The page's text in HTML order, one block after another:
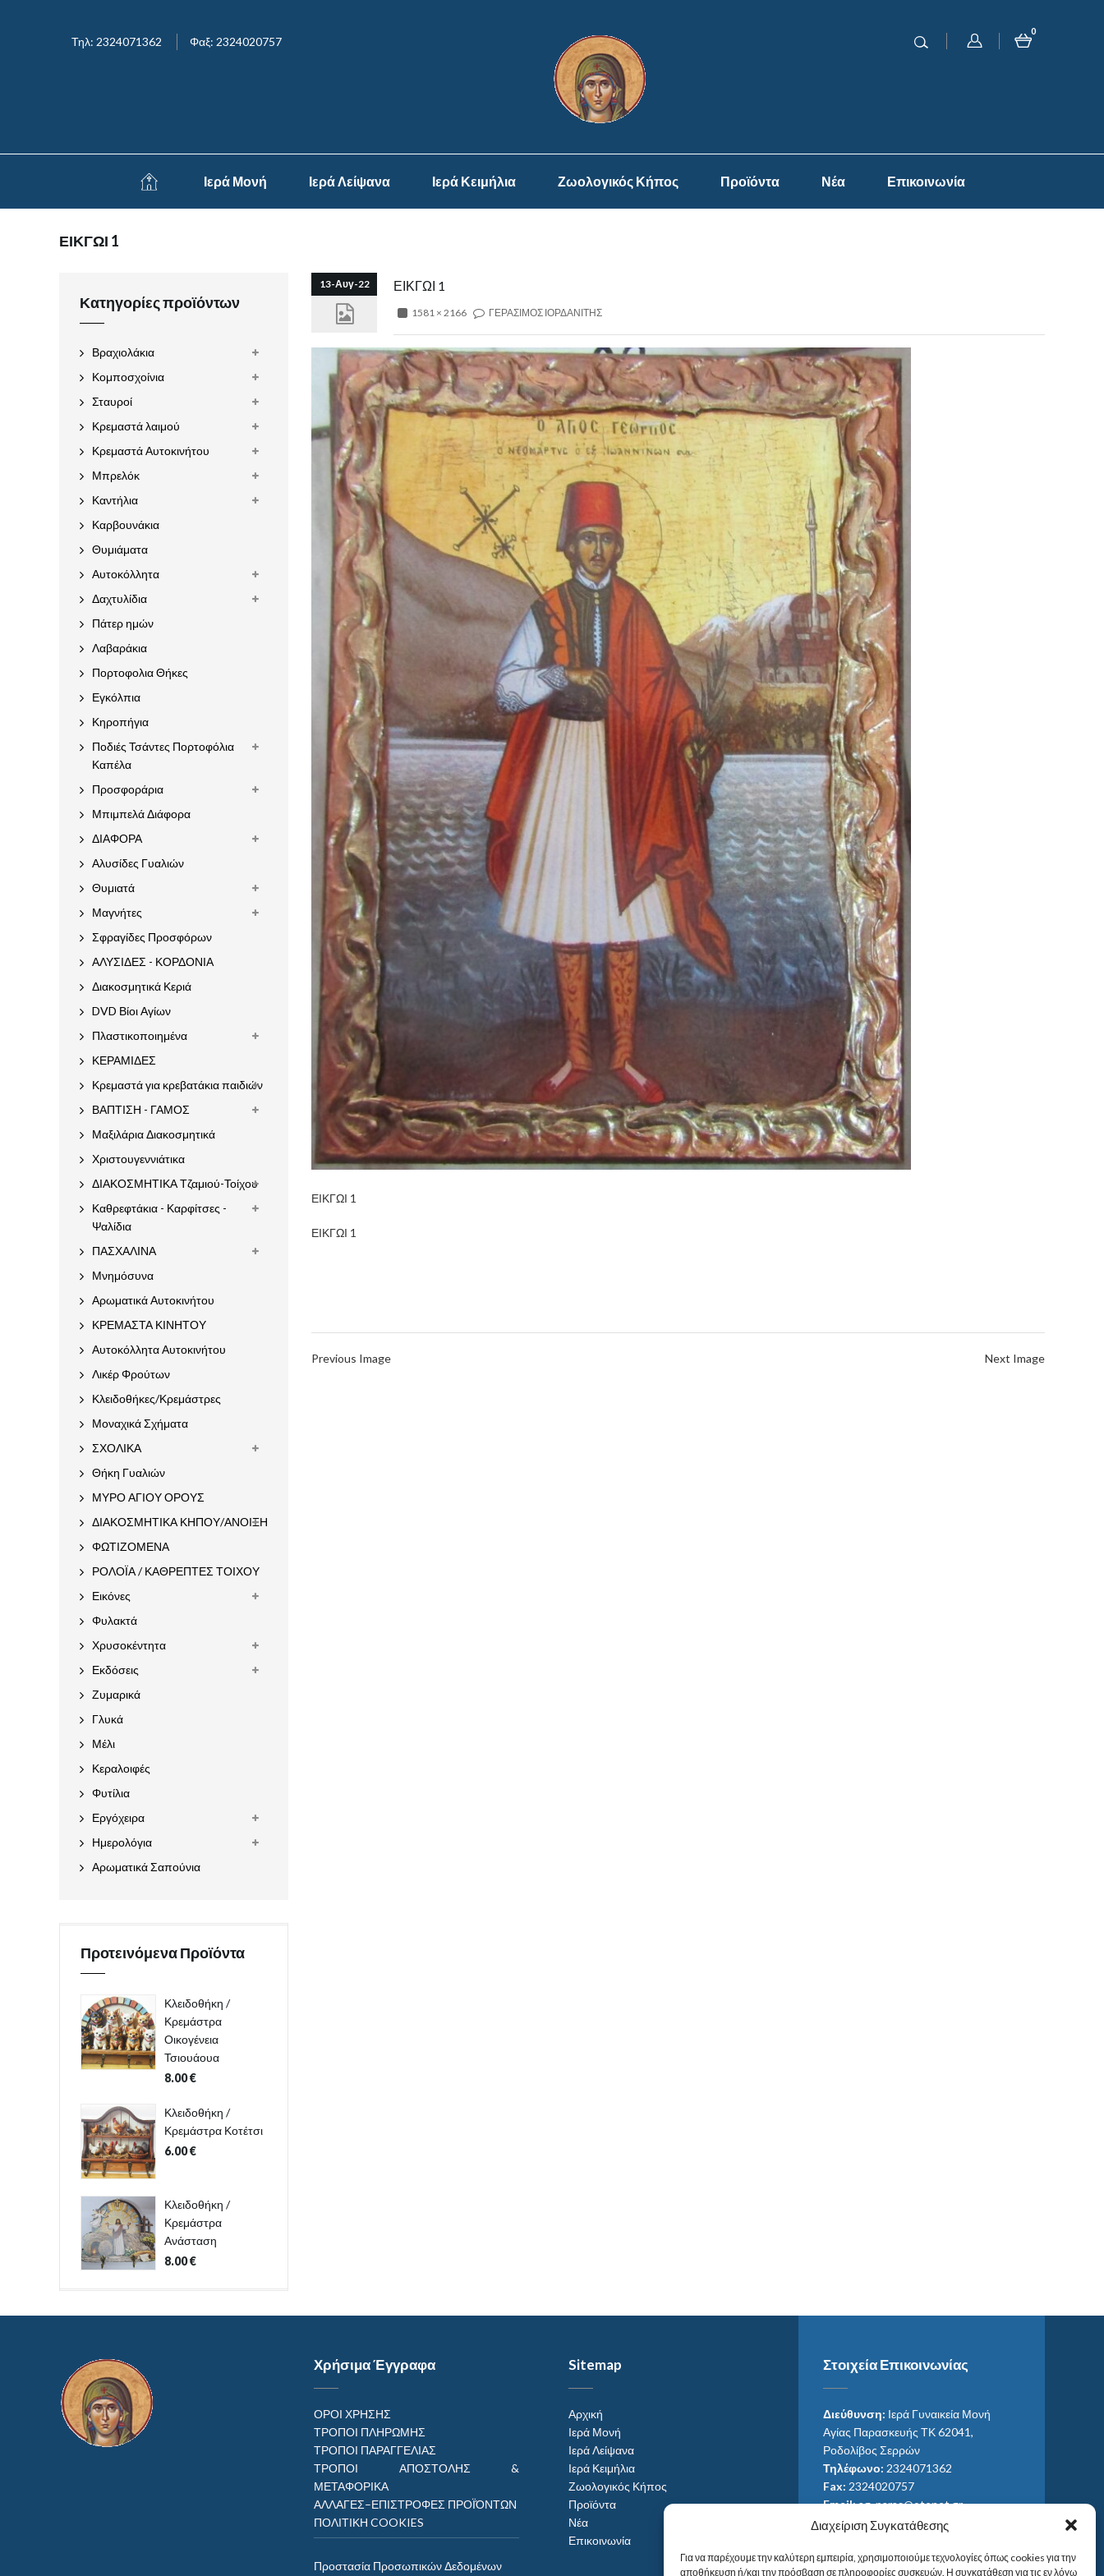
Διαχείριση Συγκατάθεσης
Για να παρέχουμε την καλύτερη εμπειρία, χρησιμοποιούμε τεχνολογίες όπως cookies για την
αποθήκευση ή/και την πρόσβαση σε πληροφορίες συσκευών. Η συγκατάθεση για τις εν λόγω
Τηλ: 2324071362 Φαξ: 2324020757
0
Ιερά Μονή Ιερά Λείψανα Ιερά Κειμήλια Ζωολογικός Κήπος Προϊόντα Νέα Επικοινωνία
ΕΙΚΓΩΙ 1
13-Αυγ-22 ΕΙΚΓΩΙ 1
1581 × 2166 ΓΕΡΑΣΙΜΟΣ ΙΟΡΔΑΝΙΤΗΣ
ΕΙΚΓΩΙ 1
ΕΙΚΓΩΙ 1
Previous Image Next Image
Κατηγορίες προϊόντων
Βραχιολάκια
Κομποσχοίνια
Σταυροί
Κρεμαστά λαιμού
Κρεμαστά Αυτοκινήτου
Μπρελόκ
Καντήλια
Καρβουνάκια
Θυμιάματα
Αυτοκόλλητα
Δαχτυλίδια
Πάτερ ημών
Λαβαράκια
Πορτοφολια Θήκες
Εγκόλπια
Κηροπήγια
Ποδιές Τσάντες Πορτοφόλια
Καπέλα
Προσφοράρια
Μπιμπελά Διάφορα
ΔΙΑΦΟΡΑ
Αλυσίδες Γυαλιών
Θυμιατά
Μαγνήτες
Σφραγίδες Προσφόρων
ΑΛΥΣΙΔΕΣ - ΚΟΡΔΟΝΙΑ
Διακοσμητικά Κεριά
DVD Βίοι Αγίων
Πλαστικοποιημένα
ΚΕΡΑΜΙΔΕΣ
Κρεμαστά για κρεβατάκια παιδιών
ΒΑΠΤΙΣΗ - ΓΑΜΟΣ
Μαξιλάρια Διακοσμητικά
Χριστουγεννιάτικα
ΔΙΑΚΟΣΜΗΤΙΚΑ Τζαμιού-Τοίχου
Καθρεφτάκια - Καρφίτσες -
Ψαλίδια
ΠΑΣΧΑΛΙΝΑ
Μνημόσυνα
Αρωματικά Αυτοκινήτου
ΚΡΕΜΑΣΤΑ ΚΙΝΗΤΟΥ
Αυτοκόλλητα Αυτοκινήτου
Λικέρ Φρούτων
Κλειδοθήκες/Κρεμάστρες
Μοναχικά Σχήματα
ΣΧΟΛΙΚΑ
Θήκη Γυαλιών
ΜΥΡΟ ΑΓΙΟΥ ΟΡΟΥΣ
ΔΙΑΚΟΣΜΗΤΙΚΑ ΚΗΠΟΥ/ΑΝΟΙΞΗ
ΦΩΤΙΖΟΜΕΝΑ
ΡΟΛΟΪΑ / ΚΑΘΡΕΠΤΕΣ ΤΟΙΧΟΥ
Εικόνες
Φυλακτά
Χρυσοκέντητα
Εκδόσεις
Ζυμαρικά
Γλυκά
Μέλι
Κεραλοιφές
Φυτίλια
Εργόχειρα
Ημερολόγια
Αρωματικά Σαπούνια
Προτεινόμενα Προϊόντα
Κλειδοθήκη /
Κρεμάστρα
Οικογένεια
Τσιουάουα
8.00€
Κλειδοθήκη /
Κρεμάστρα Κοτέτσι
6.00€
Κλειδοθήκη /
Κρεμάστρα
Ανάσταση
8.00€
Χρήσιμα Έγγραφα
ΟΡΟΙ ΧΡΗΣΗΣ
ΤΡΟΠΟΙ ΠΛΗΡΩΜΗΣ
ΤΡΟΠΟΙ ΠΑΡΑΓΓΕΛΙΑΣ
ΤΡΟΠΟΙ ΑΠΟΣΤΟΛΗΣ &
ΜΕΤΑΦΟΡΙΚΑ
ΑΛΛΑΓΕΣ–ΕΠΙΣΤΡΟΦΕΣ ΠΡΟΪΌΝΤΩΝ
ΠΟΛΙΤΙΚΗ COOKIES
Προστασία Προσωπικών Δεδομένων
Sitemap
Αρχική
Ιερά Μονή
Ιερά Λείψανα
Ιερά Κειμήλια
Ζωολογικός Κήπος
Προϊόντα
Νέα
Επικοινωνία
Στοιχεία Επικοινωνίας
Διεύθυνση: Ιερά Γυναικεία Μονή
Αγίας Παρασκευής ΤΚ 62041,
Ροδολίβος Σερρών
Τηλέφωνο: 2324071362
Fax: 2324020757
Email:ag_paras@otenet.gr
Email:info@im-agparaskevis.gr
Από ανατολή έως και δύση του ηλίου.